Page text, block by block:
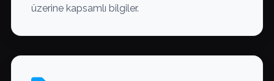
üzerine kapsamlı bilgiler.